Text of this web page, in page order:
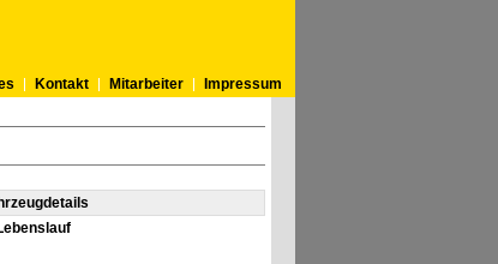
Kontakt Mitarbeiter
Impressum